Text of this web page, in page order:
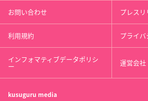
お問い合わせ プレス
利用規約 プライ
インフォマティブデータポリシ
ー 運営会社
kusuguru media